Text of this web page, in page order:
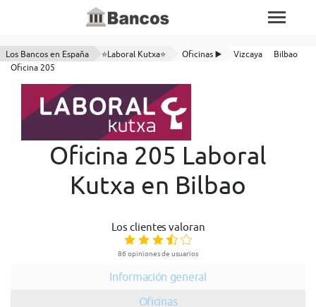
Los Bancos en España ⭐Laboral Kutxa⭐ Oficinas ▶️ Vizcaya
Bilbao
Oficina 205
Oficina 205 Laboral
Kutxa en Bilbao
Los clientes valoran
86 opiniones de usuarios
Información general
Oficinas